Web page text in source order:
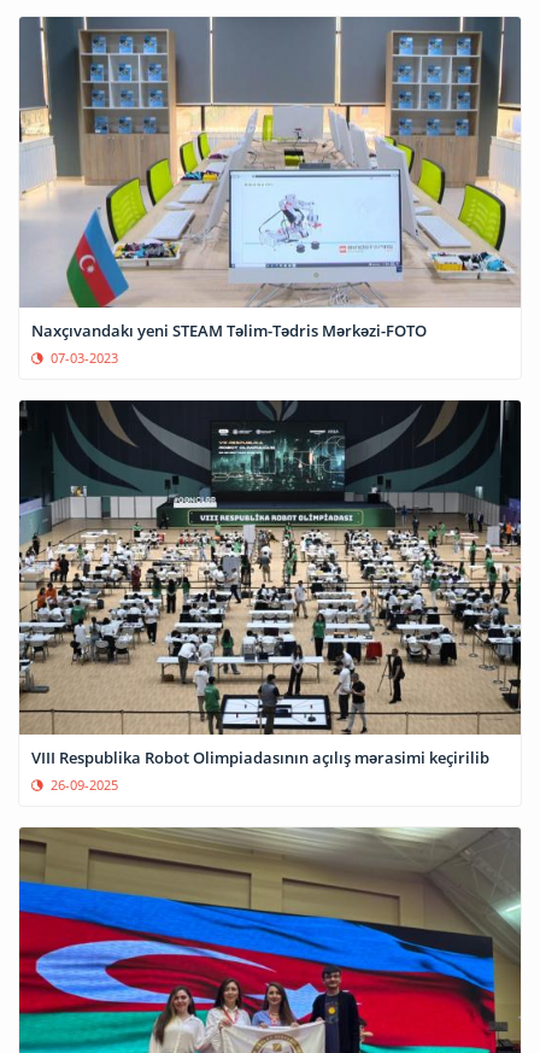
Naxçıvandakı yeni STEAM Təlim-Tədris Mərkəzi-FOTO
07-03-2023
VIII Respublika Robot Olimpiadasının açılış mərasimi keçirilib
26-09-2025